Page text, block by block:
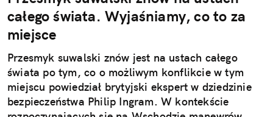
całego świata. Wyjaśniamy, co to za
miejsce
Przesmyk suwalski znów jest na ustach całego
świata po tym, co o możliwym konflikcie w tym
miejscu powiedział brytyjski ekspert w dziedzinie
bezpieczeństwa Philip Ingram. W kontekście